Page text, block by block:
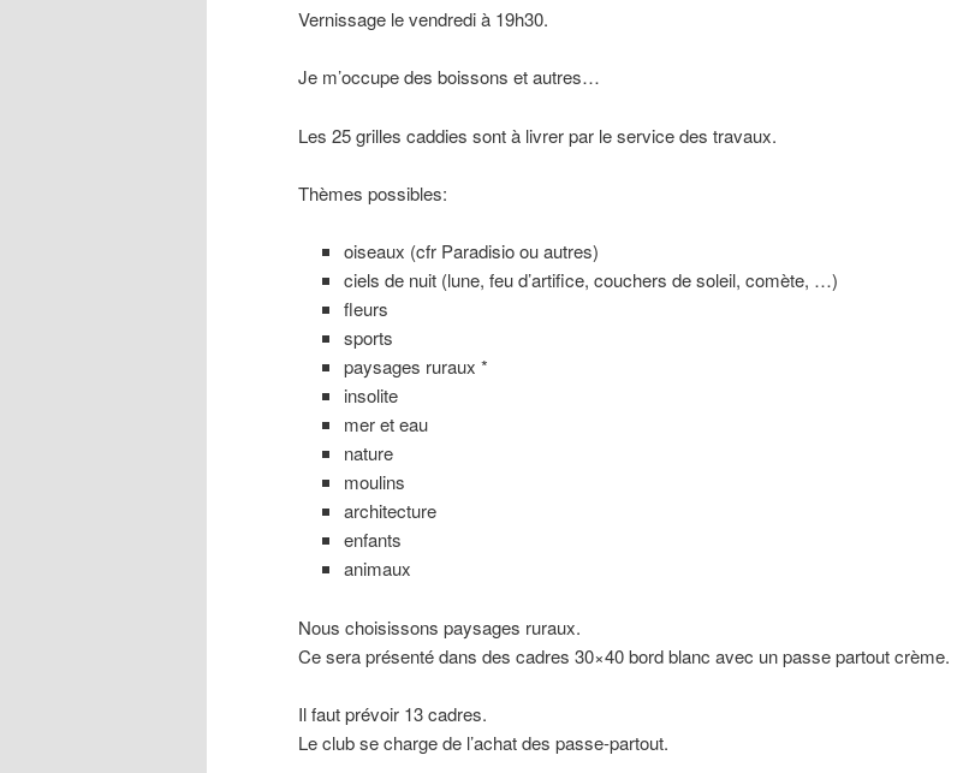
Vernissage le vendredi à 19h30.
Je m’occupe des boissons et autres…
Les 25 grilles caddies sont à livrer par le service des travaux.
Thèmes possibles:
oiseaux (cfr Paradisio ou autres)
ciels de nuit (lune, feu d’artifice, couchers de soleil, comète, …)
fleurs
sports
paysages ruraux *
insolite
mer et eau
nature
moulins
architecture
enfants
animaux
Nous choisissons paysages ruraux.
Ce sera présenté dans des cadres 30×40 bord blanc avec un passe partout crème.
Il faut prévoir 13 cadres.
Le club se charge de l’achat des passe-partout.